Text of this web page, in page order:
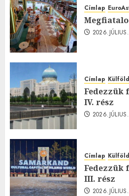
Címlap
Címlap Külföld
Fedezzük
IV. rész
Címlap Külföld
Fedezzük
III. rész